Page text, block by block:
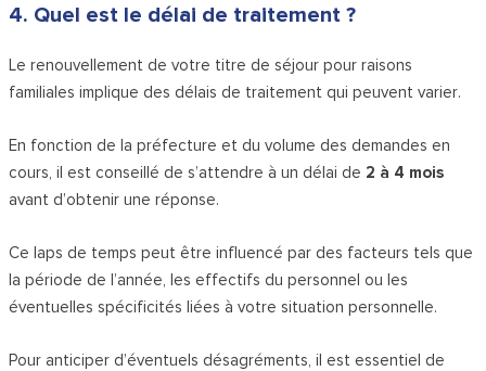
4. Quel est le délai de traitement ?
Le renouvellement de votre titre de séjour pour raisons
familiales implique des délais de traitement qui peuvent varier.
En fonction de la préfecture et du volume des demandes en
cours, il est conseillé de s’attendre à un délai de 2 à 4 mois
avant d’obtenir une réponse.
Ce laps de temps peut être influencé par des facteurs tels que
la période de l’année, les effectifs du personnel ou les
éventuelles spécificités liées à votre situation personnelle.
Pour anticiper d’éventuels désagréments, il est essentiel de